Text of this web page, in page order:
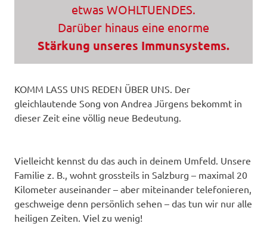
etwas WOHLTUENDES.
Darüber hinaus eine enorme
Stärkung unseres Immunsystems.
KOMM LASS UNS REDEN ÜBER UNS. Der
gleichlautende Song von Andrea Jürgens bekommt in
dieser Zeit eine völlig neue Bedeutung.
Vielleicht kennst du das auch in deinem Umfeld. Unsere
Familie z. B., wohnt grossteils in Salzburg – maximal 20
Kilometer auseinander – aber miteinander telefonieren,
geschweige denn persönlich sehen – das tun wir nur alle
heiligen Zeiten. Viel zu wenig!